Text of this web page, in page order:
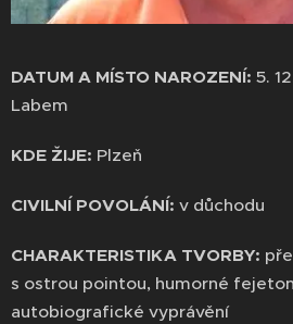
DATUM A MÍSTO NAROZENÍ: 5.
Labem
KDE ŽIJE: Plzeň
CIVILNÍ POVOLÁNÍ: v důchodu
CHARAKTERISTIKA TVORBY:
s ostrou pointou, humorné
autobiografické vyprávění